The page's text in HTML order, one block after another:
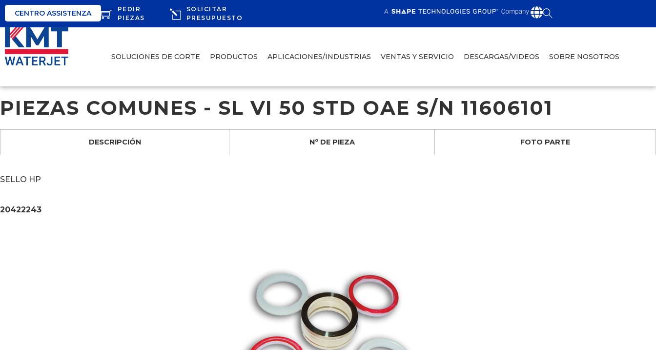
CENTRO ASSISTENZA
PEDIR
PIEZAS
SOLICITAR
PRESUPUESTO
SOLUCIONES DE CORTE PRODUCTOS APLICACIONES/INDUSTRIAS VENTAS Y SERVICIO DESCARGAS/VIDEOS SOBRE NOSOTROS
PIEZAS COMUNES - SL VI 50 STD OAE S/N 11606101
DESCRIPCIÓN Nº DE PIEZA FOTO PARTE
SELLO HP
20422243